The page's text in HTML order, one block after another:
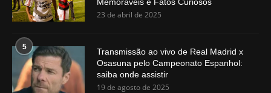
23 de abril de 2025
5
Transmissão ao vivo de Real Madrid x
Osasuna pelo Campeonato Espanhol:
saiba onde assistir
19 de agosto de 2025